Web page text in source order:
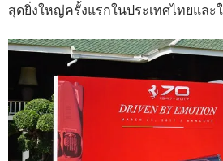
สุดยิ่งใหญ่ครั้งแรกในประเทศไทยแล